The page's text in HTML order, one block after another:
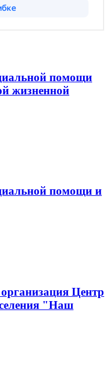
помощи
жизненной
помощи и
Центр
"Наш